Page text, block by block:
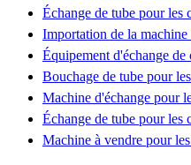
Échange de tube pour les
Importation de la
Équipement d'échange de
Bouchage de tube pour
Machine d'échange pour
Échange de tube pour les
Machine à vendre pour